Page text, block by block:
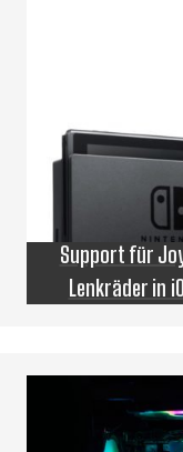
Support für
Lenkräder in